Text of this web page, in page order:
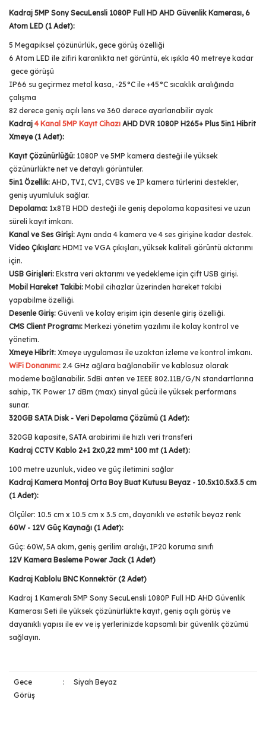
Kadraj 5MP Sony SecuLensli 1080P Full HD AHD Güvenlik Kamerası, 6
Atom LED (1 Adet):
5 Megapiksel çözünürlük, gece görüş özelliği
6 Atom LED ile zifiri karanlıkta net görüntü, ek ışıkla 40 metreye kadar
gece görüşü
IP66 su geçirmez metal kasa, -25°C ile +45°C sıcaklık aralığında
çalışma
82 derece geniş açılı lens ve 360 derece ayarlanabilir ayak
Kadraj 4 Kanal 5MP Kayıt Cihazı AHD DVR 1080P H265+ Plus 5in1 Hibrit
Xmeye (1 Adet):
Kayıt Çözünürlüğü: 1080P ve 5MP kamera desteği ile yüksek
çözünürlükte net ve detaylı görüntüler.
5in1 Özellik: AHD, TVI, CVI, CVBS ve IP kamera türlerini destekler,
geniş uyumluluk sağlar.
Depolama: 1x8TB HDD desteği ile geniş depolama kapasitesi ve uzun
süreli kayıt imkanı.
Kanal ve Ses Girişi: Aynı anda 4 kamera ve 4 ses girişine kadar destek.
Video Çıkışları: HDMI ve VGA çıkışları, yüksek kaliteli görüntü aktarımı
için.
USB Girişleri: Ekstra veri aktarımı ve yedekleme için çift USB girişi.
Mobil Hareket Takibi: Mobil cihazlar üzerinden hareket takibi
yapabilme özelliği.
Desenle Giriş: Güvenli ve kolay erişim için desenle giriş özelliği.
CMS Client Programı: Merkezi yönetim yazılımı ile kolay kontrol ve
yönetim.
Xmeye Hibrit: Xmeye uygulaması ile uzaktan izleme ve kontrol imkanı.
WiFi Donanımı: 2.4 GHz ağlara bağlanabilir ve kablosuz olarak
modeme bağlanabilir. 5dBi anten ve IEEE 802.11B/G/N standartlarına
sahip, TK Power 17 dBm (max) sinyal gücü ile yüksek performans
sunar.
320GB SATA Disk - Veri Depolama Çözümü (1 Adet):
320GB kapasite, SATA arabirimi ile hızlı veri transferi
Kadraj CCTV Kablo 2+1 2x0,22 mm² 100 mt (1 Adet):
100 metre uzunluk, video ve güç iletimini sağlar
Kadraj Kamera Montaj Orta Boy Buat Kutusu Beyaz - 10.5x10.5x3.5 cm
(1 Adet):
Ölçüler: 10.5 cm x 10.5 cm x 3.5 cm, dayanıklı ve estetik beyaz renk
60W - 12V Güç Kaynağı (1 Adet):
Güç: 60W, 5A akım, geniş gerilim aralığı, IP20 koruma sınıfı
12V Kamera Besleme Power Jack (1 Adet)
Kadraj Kablolu BNC Konnektör (2 Adet)
Kadraj 1 Kameralı 5MP Sony SecuLensli 1080P Full HD AHD Güvenlik
Kamerası Seti ile yüksek çözünürlükte kayıt, geniş açılı görüş ve
dayanıklı yapısı ile ev ve iş yerlerinizde kapsamlı bir güvenlik çözümü
sağlayın.
Gece
Görüş
: Siyah Beyaz